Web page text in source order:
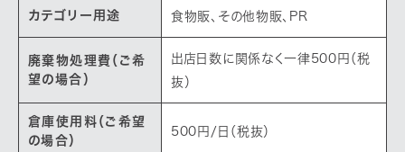
カテゴリー用途 食物販、その他物販、PR
廃棄物処理費（ご希
望の場合）
出店日数に関係なく一律500円（税
抜）
倉庫使用料（ご希望
の場合）
500円/日（税抜）